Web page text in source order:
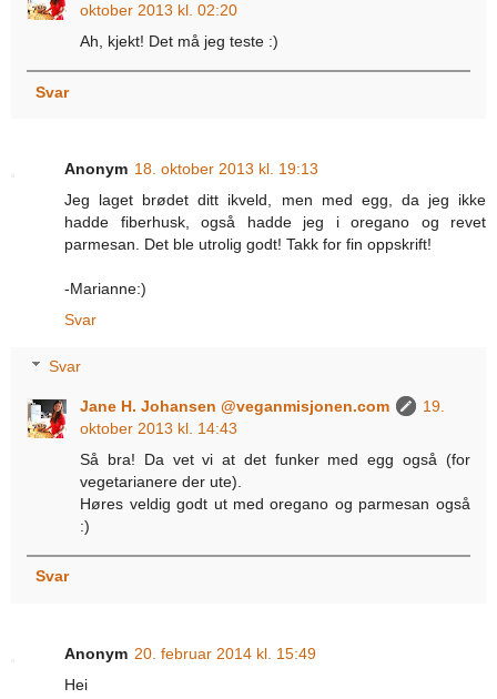
oktober 2013 kl. 02:20
Ah, kjekt! Det må jeg teste :)
Svar
Anonym 18. oktober 2013 kl. 19:13
Jeg laget brødet ditt ikveld, men med egg, da jeg ikke
hadde fiberhusk, også hadde jeg i oregano og revet
parmesan. Det ble utrolig godt! Takk for fin oppskrift!
-Marianne:)
Svar
Svar
Jane H. Johansen @veganmisjonen.com
19.
oktober 2013 kl. 14:43
Så bra! Da vet vi at det funker med egg også (for
vegetarianere der ute).
Høres veldig godt ut med oregano og parmesan også
:)
Svar
Anonym 20. februar 2014 kl. 15:49
Hei